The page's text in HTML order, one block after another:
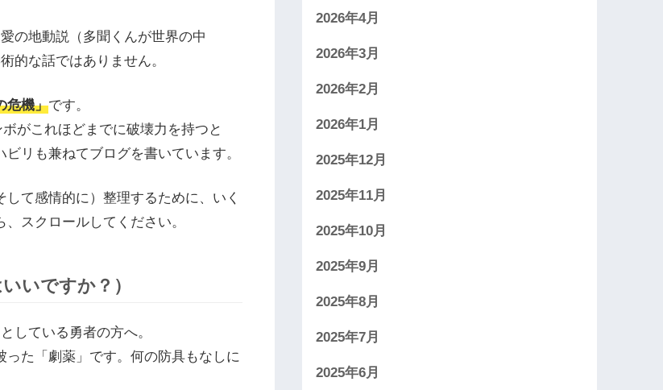
の地動説（多聞くんが世界の中
的な話ではありません。
危機」です。
がこれほどまでに破壊力を持つと
リも兼ねてブログを書いています。
て感情的に）整理するために、いく
スクロールしてください。
いですか？）
している勇者の方へ。
た「劇薬」です。何の防具もなしに
2026年4月
2026年3月
2026年2月
2026年1月
2025年12月
2025年11月
2025年10月
2025年9月
2025年8月
2025年7月
2025年6月